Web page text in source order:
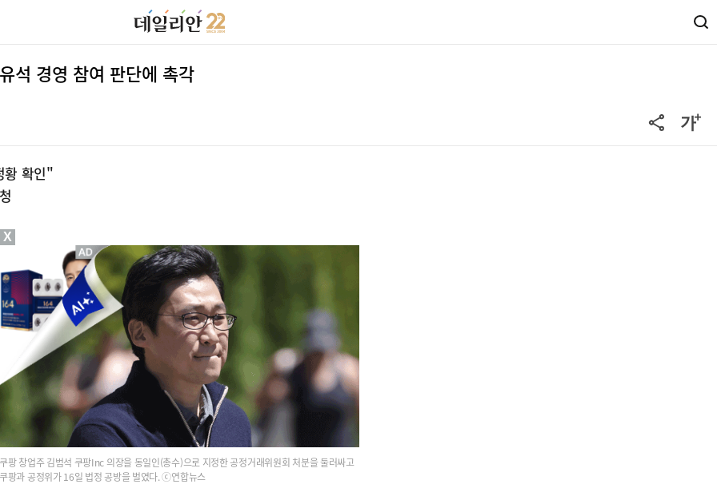
석 경영 참여 판단에 촉각
황 확인"
쿠팡 창업주 김범석 쿠팡Inc 의장을 동일인(총수)으로 지정한 공정거래위원회 처분을 둘러싸고
쿠팡과 공정위가 16일 법정 공방을 벌였다. ⓒ연합뉴스
X